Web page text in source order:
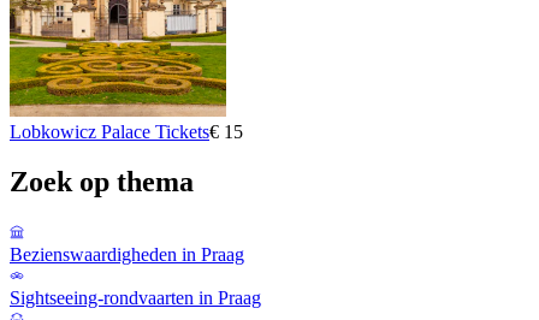
Lobkowicz Palace Tickets€ 15
Zoek op thema
Bezienswaardigheden in Praag
Sightseeing-rondvaarten in Praag